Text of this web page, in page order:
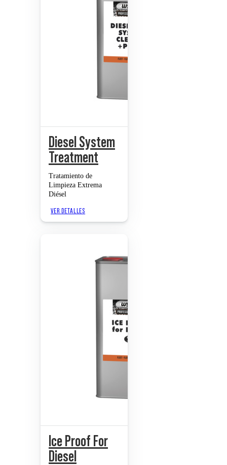
Diesel System
Treatment
Tratamiento de
Limpieza Extrema
Diésel
VER DETALLES
Ice Proof For
Diesel